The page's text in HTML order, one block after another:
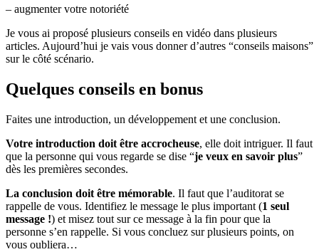
– augmenter votre notoriété
Je vous ai proposé plusieurs conseils en vidéo dans plusieurs
articles. Aujourd’hui je vais vous donner d’autres “conseils maisons”
sur le côté scénario.
Quelques conseils en bonus
Faites une introduction, un développement et une conclusion.
Votre introduction doit être accrocheuse, elle doit intriguer. Il faut
que la personne qui vous regarde se dise “je veux en savoir plus”
dès les premières secondes.
La conclusion doit être mémorable. Il faut que l’auditorat se
rappelle de vous. Identifiez le message le plus important (1 seul
message !) et misez tout sur ce message à la fin pour que la
personne s’en rappelle. Si vous concluez sur plusieurs points, on
vous oubliera…